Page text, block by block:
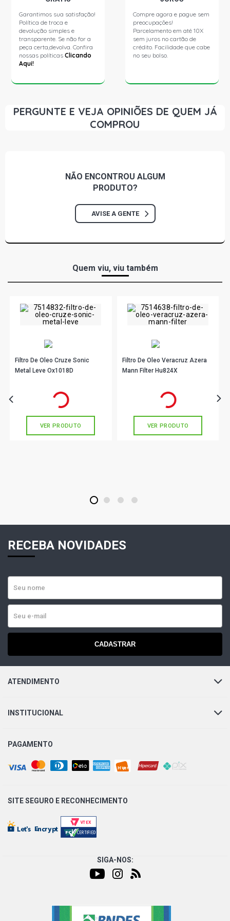
SPRINTER 311 VAN STD 13 LUGARES VAN 2.2 16V
SPRINTER 311 VAN STD 16 LUGARES VAN 2.2 16V
OM611LA DIESEL (2001 - 2004)
Garantimos sua satisfação!
Política de troca e
devolução simples e
transparente. Se não for a
peça certa,devolva. Confira
nossas políticasClicando
Aqui!
Compre agora e pague sem
preocupações!
Parcelamento em até 10X
sem juros no cartão de
crédito. Facilidade que cabe
no seu bolso.
PERGUNTE E VEJA OPINIÕES DE QUEM JÁ
COMPROU
NÃO ENCONTROU ALGUM
PRODUTO?
AVISE A GENTE
Quem viu, viu também
Filtro De Oleo Cruze Sonic
Metal Leve Ox1018D
em até 1x de
VER PRODUTO
Filtro De Oleo Veracruz Azera
Mann Filter Hu824X
em até 3x de
VER PRODUTO
1 2 3 4
RECEBA NOVIDADES
CADASTRAR
ATENDIMENTO
INSTITUCIONAL
PAGAMENTO
SITE SEGURO E RECONHECIMENTO
SIGA-NOS: